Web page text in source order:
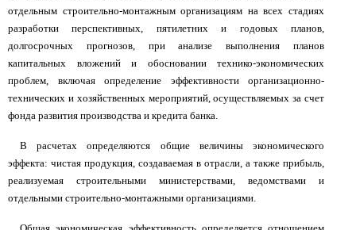
отдельным строительно-монтажным организациям на всех стадиях
разработки перспективных, пятилетних и годовых планов,
долгосрочных прогнозов, при анализе выполнения планов
капитальных вложений и обосновании технико-экономических
проблем, включая определение эффективности организационно-
технических и хозяйственных мероприятий, осуществляемых за счет
фонда развития производства и кредита банка.
В расчетах определяются общие величины экономического
эффекта: чистая продукция, создаваемая в отрасли, а также прибыль,
реализуемая строительными министерствами, ведомствами и
отдельными строительно-монтажными организациями.